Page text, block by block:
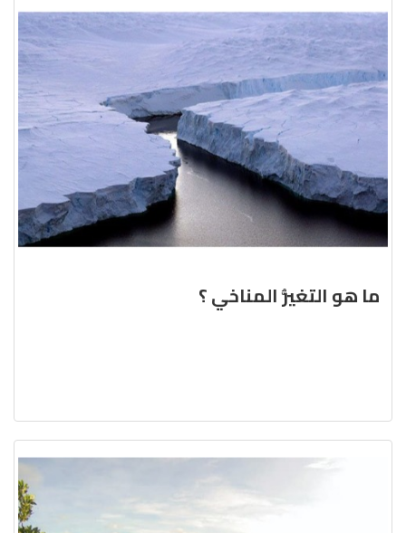
ما هو التغيُّر المناخي ؟